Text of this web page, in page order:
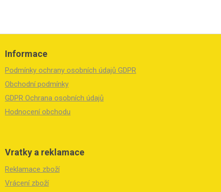
Z
Informace
Podmínky ochrany osobních údajů GDPR
Obchodní podmínky
GDPR Ochrana osobních údajů
Hodnocení obchodu
Vratky a reklamace
Reklamace zboží
Vrácení zboží